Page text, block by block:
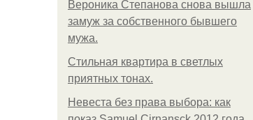
Вероника Степанова снова вышла
замуж за собственного бывшего
мужа.
Стильная квартира в светлых
приятных тонах.
Невеста без права выбора: как